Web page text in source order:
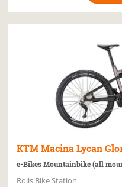
KTM Macina Lycan
e-Bikes Mountainbike (all
Rolis Bike Station